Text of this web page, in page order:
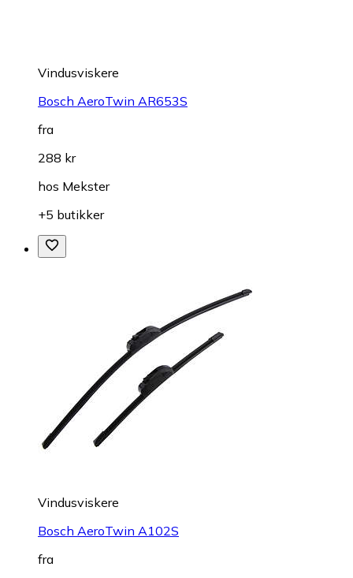
Vindusviskere
Bosch AeroTwin AR653S
fra
288 kr
hos Mekster
+5 butikker
Vindusviskere
Bosch AeroTwin A102S
fra